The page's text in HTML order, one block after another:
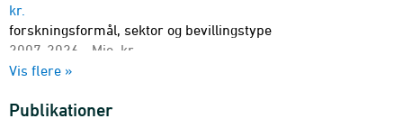
kr.
forskningsformål, sektor og bevillingstype
2007-2026 - Mio. kr.
Finanslovens bevillinger til forskning og udvikling (FoU) mio.
sektor og bevillingstype
Vis flere »
Publikationer